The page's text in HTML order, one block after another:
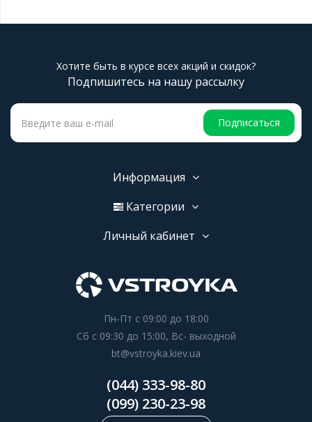
Хотите быть в курсе всех акций и скидок?
Подпишитесь на нашу рассылку
Подписаться
Информация
Категории
Личный кабинет
Пн-Пт с 09:00 до 18:00
Сб с 09:30 до 15:00, Вс- выходной
bt@vstroyka.kiev.ua
(044) 333-98-80
(099) 230-23-98